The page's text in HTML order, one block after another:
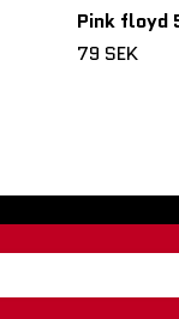
Pink floyd
79 SEK